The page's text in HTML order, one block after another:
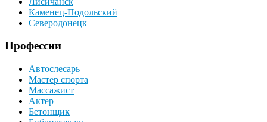
Каменец-Подольский
Северодонецк
Профессии
Автослесарь
Мастер спорта
Массажист
Актер
Бетонщик